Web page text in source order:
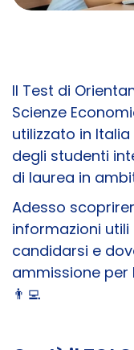
Il Test di
Scienze
utilizzato in
degli studenti
di laurea in
Adesso
informazioni
candidarsi e
ammissione
👨‍💻